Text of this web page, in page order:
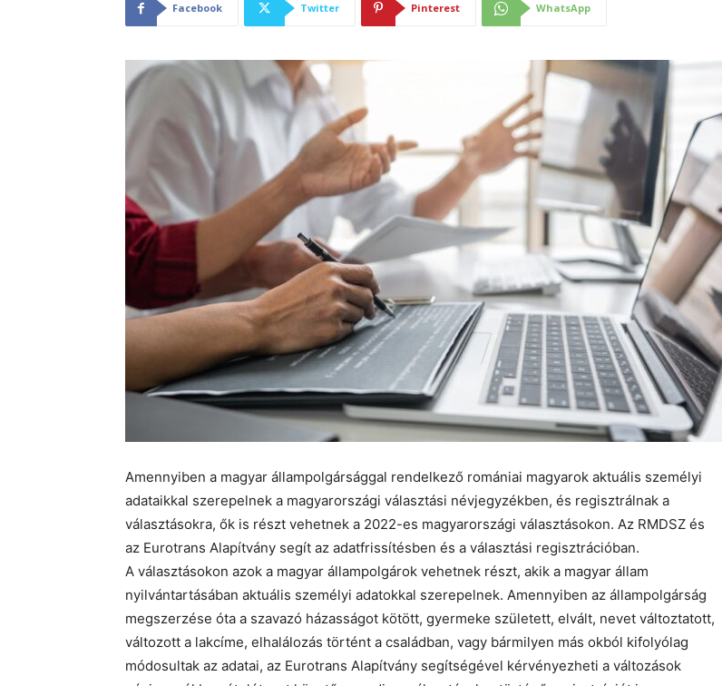
Facebook Twitter Pinterest WhatsApp
Amennyiben a magyar állampolgársággal rendelkező romániai magyarok aktuális személyi
adataikkal szerepelnek a magyarországi választási névjegyzékben, és regisztrálnak a
választásokra, ők is részt vehetnek a 2022-es magyarországi választásokon. Az RMDSZ és
az Eurotrans Alapítvány segít az adatfrissítésben és a választási regisztrációban.
A választásokon azok a magyar állampolgárok vehetnek részt, akik a magyar állam
nyilvántartásában aktuális személyi adatokkal szerepelnek. Amennyiben az állampolgárság
megszerzése óta a szavazó házasságot kötött, gyermeke született, elvált, nevet változtatott,
változott a lakcíme, elhalálozás történt a családban, vagy bármilyen más okból kifolyólag
módosultak az adatai, az Eurotrans Alapítvány segítségével kérvényezheti a változások